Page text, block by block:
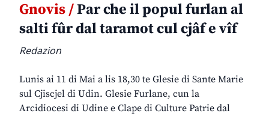
Gnovis /Par che il popul furlan al
salti fûr dal taramot cul cjâf e vîf
Redazion
Lunis ai 11 di Mai a lis 18,30 te Glesie di Sante Marie
sul Cjiscjel di Udin. Glesie Furlane, cun la
Arcidiocesi di Udine e Clape di Culture Patrie dal